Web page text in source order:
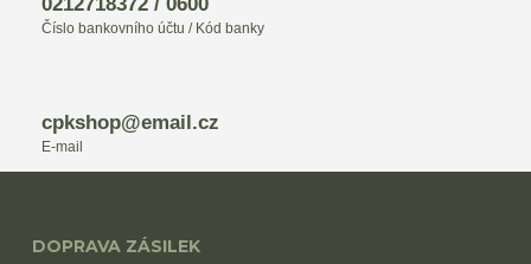
Číslo bankovního účtu / Kód banky
cpkshop@email.cz
E-mail
DOPRAVA ZÁSILEK